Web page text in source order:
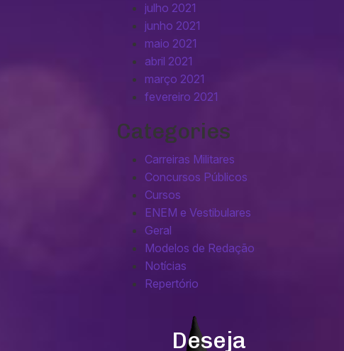
julho 2021
junho 2021
maio 2021
abril 2021
março 2021
fevereiro 2021
Categories
Carreiras Militares
Concursos Públicos
Cursos
ENEM e Vestibulares
Geral
Modelos de Redação
Notícias
Repertório
Deseja